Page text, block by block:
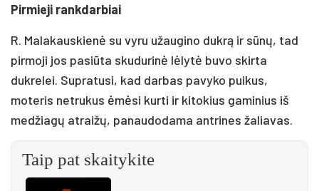
Pirmieji rankdarbiai
R. Malakauskienė su vyru užaugino dukrą ir sūnų, tad
pirmoji jos pasiūta skudurinė lėlytė buvo skirta
dukrelei. Supratusi, kad darbas pavyko puikus,
moteris netrukus ėmėsi kurti ir kitokius gaminius iš
medžiagų atraižų, panaudodama antrines žaliavas.
Taip pat skaitykite